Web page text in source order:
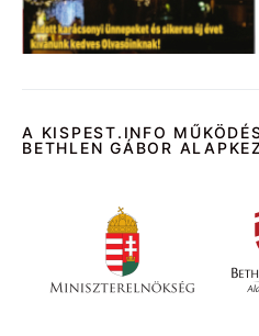
A KISPEST.INFO
BETHLEN GÁBOR